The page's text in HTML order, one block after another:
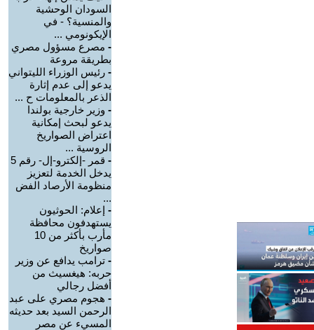
السودان الوحشية
والمنسية؟ - في
الإيكونومي ...
- مصرع مسؤول مصري
بطريقة مروعة
- رئيس الوزراء الليتواني
يدعو إلى عدم إثارة
الذعر بالمعلومات ح ...
- وزير خارجية بولندا
يدعو لبحث إمكانية
اعتراض الصواريخ
الروسية ...
-
قمر -إلكترو-إل- رقم 5
يدخل الخدمة لتعزيز
منظومة الأرصاد الفض
...
- إعلام: الحوثيون
يستهدفون محافظة
مأرب بأكثر من 10
صواريخ
- ترامب يدافع عن وزير
حربه: هيغسيث من
أفضل رجالي
- هجوم مصري على عبد
الرحمن السيد بعد حديثه
المسيء عن مصر